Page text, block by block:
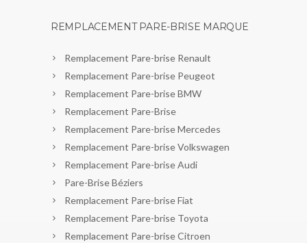
REMPLACEMENT PARE-BRISE MARQUE
Remplacement Pare-brise Renault
Remplacement Pare-brise Peugeot
Remplacement Pare-brise BMW
Remplacement Pare-Brise
Remplacement Pare-brise Mercedes
Remplacement Pare-brise Volkswagen
Remplacement Pare-brise Audi
Pare-Brise Béziers
Remplacement Pare-brise Fiat
Remplacement Pare-brise Toyota
Remplacement Pare-brise Citroen